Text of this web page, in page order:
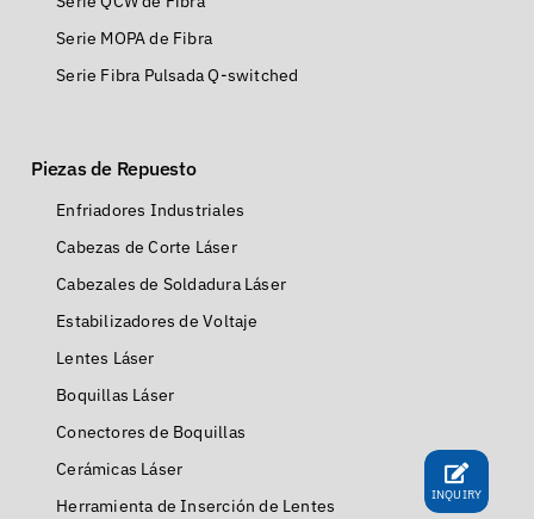
Serie MOPA de Fibra
Serie Fibra Pulsada Q-switched
Piezas de Repuesto
Enfriadores Industriales
Cabezas de Corte Láser
Cabezales de Soldadura Láser
Estabilizadores de Voltaje
Lentes Láser
Boquillas Láser
Conectores de Boquillas
Cerámicas Láser
Herramienta de Inserción de Lentes
INQUIRY